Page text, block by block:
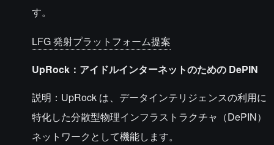
す。
LFG 発射プラットフォーム提案
UpRock：アイドルインターネットのための DePIN
説明：UpRock は、データインテリジェンスの利用に
特化した分散型物理インフラストラクチャ（DePIN）
ネットワークとして機能します。